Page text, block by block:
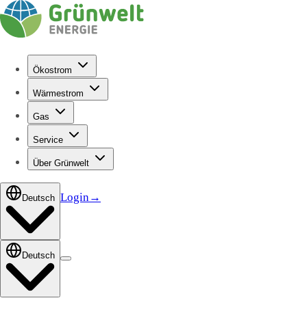
Ökostrom
Wärmestrom
Gas
Service
Über Grünwelt
Deutsch Login→
Deutsch